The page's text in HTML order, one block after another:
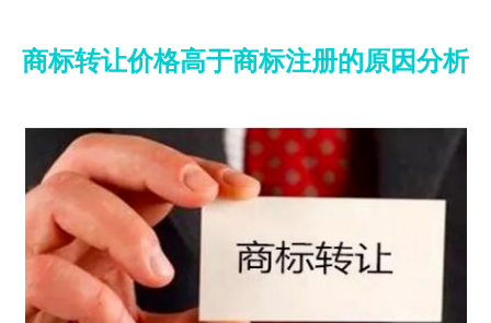
商标转让价格高于商标注册的原因分析